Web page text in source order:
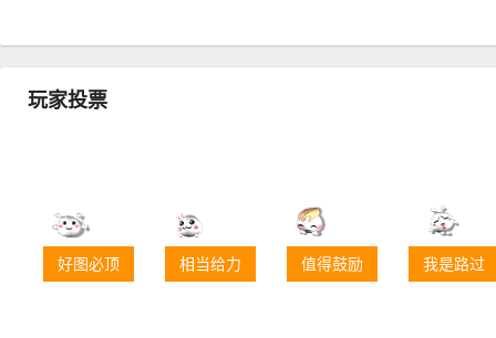
玩家投票
好图必顶 相当给力 值得鼓励 我是路过